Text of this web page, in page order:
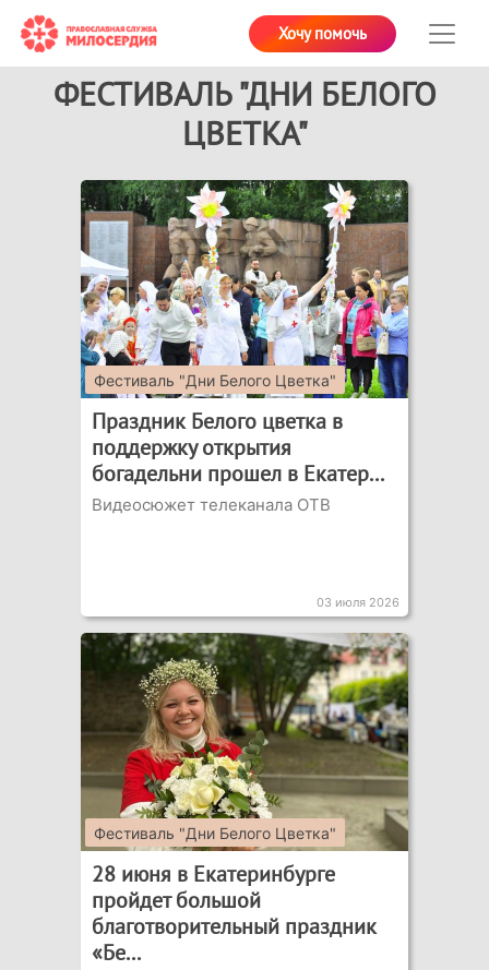
Хочу помочь
ФЕСТИВАЛЬ "ДНИ БЕЛОГО
ЦВЕТКА"
Фестиваль "Дни Белого Цветка"
Праздник Белого цветка в
поддержку открытия
богадельни прошел в Екатер...
Видеосюжет телеканала ОТВ
03 июля 2026
Фестиваль "Дни Белого Цветка"
28 июня в Екатеринбурге
пройдет большой
благотворительный праздник
«Бе...